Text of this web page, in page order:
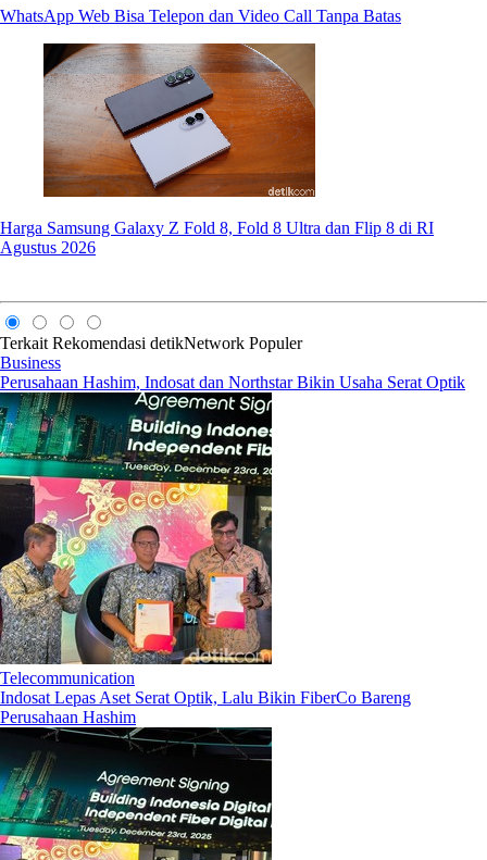
WhatsApp Web Bisa Telepon dan Video Call Tanpa Batas
Harga Samsung Galaxy Z Fold 8, Fold 8 Ultra dan Flip 8 di RI
Agustus 2026
Terkait Rekomendasi detikNetwork Populer
Business
Perusahaan Hashim, Indosat dan Northstar Bikin Usaha Serat Optik
Telecommunication
Indosat Lepas Aset Serat Optik, Lalu Bikin FiberCo Bareng
Perusahaan Hashim